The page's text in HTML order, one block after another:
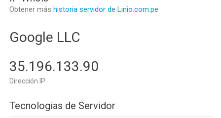
Obtener más historia servidor de Linio.com.pe
Google LLC
35.196.133.90
Dirección IP
Tecnologias de Servidor